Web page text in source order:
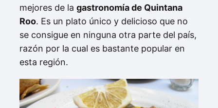
mejores de la gastronomía de Quintana
Roo. Es un plato único y delicioso que no
se consigue en ninguna otra parte del país,
razón por la cual es bastante popular en
esta región.